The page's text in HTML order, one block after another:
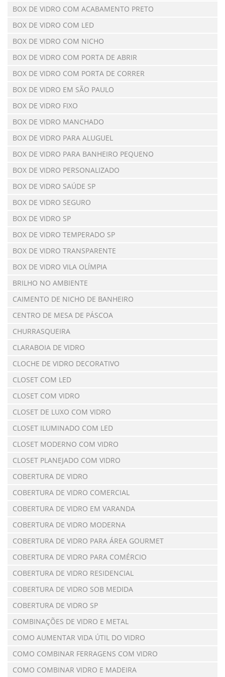
BOX DE VIDRO COM ACABAMENTO PRETO
BOX DE VIDRO COM LED
BOX DE VIDRO COM NICHO
BOX DE VIDRO COM PORTA DE ABRIR
BOX DE VIDRO COM PORTA DE CORRER
BOX DE VIDRO EM SÃO PAULO
BOX DE VIDRO FIXO
BOX DE VIDRO MANCHADO
BOX DE VIDRO PARA ALUGUEL
BOX DE VIDRO PARA BANHEIRO PEQUENO
BOX DE VIDRO PERSONALIZADO
BOX DE VIDRO SAÚDE SP
BOX DE VIDRO SEGURO
BOX DE VIDRO SP
BOX DE VIDRO TEMPERADO SP
BOX DE VIDRO TRANSPARENTE
BOX DE VIDRO VILA OLÍMPIA
BRILHO NO AMBIENTE
CAIMENTO DE NICHO DE BANHEIRO
CENTRO DE MESA DE PÁSCOA
CHURRASQUEIRA
CLARABOIA DE VIDRO
CLOCHE DE VIDRO DECORATIVO
CLOSET COM LED
CLOSET COM VIDRO
CLOSET DE LUXO COM VIDRO
CLOSET ILUMINADO COM LED
CLOSET MODERNO COM VIDRO
CLOSET PLANEJADO COM VIDRO
COBERTURA DE VIDRO
COBERTURA DE VIDRO COMERCIAL
COBERTURA DE VIDRO EM VARANDA
COBERTURA DE VIDRO MODERNA
COBERTURA DE VIDRO PARA ÁREA GOURMET
COBERTURA DE VIDRO PARA COMÉRCIO
COBERTURA DE VIDRO RESIDENCIAL
COBERTURA DE VIDRO SOB MEDIDA
COBERTURA DE VIDRO SP
COMBINAÇÕES DE VIDRO E METAL
COMO AUMENTAR VIDA ÚTIL DO VIDRO
COMO COMBINAR FERRAGENS COM VIDRO
COMO COMBINAR VIDRO E MADEIRA